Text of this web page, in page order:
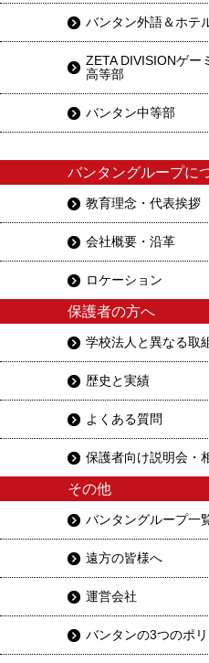
バンタン外語＆ホテ
ZETA DIVISIONゲー
高等部
バンタン中等部
バンタングループに
教育理念・代表挨拶
会社概要・沿革
ロケーション
保護者の方へ
学校法人と異なる取
歴史と実績
よくある質問
保護者向け説明会・
その他
バンタングループ一
遠方の皆様へ
運営会社
バンタンの3つのポ